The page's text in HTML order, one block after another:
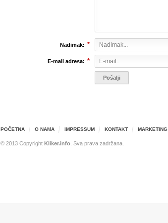
Nadimak: *
E-mail adresa: *
POČETNA O NAMA IMPRESSUM KONTAKT MARKETING
© 2013 Copyright Kliker.info . Sva prava zadržana.